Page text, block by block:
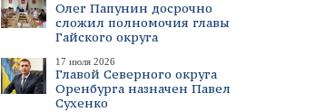
Олег Папунин досрочно
сложил полномочия главы
Гайского округа
17 июля 2026
Главой Северного округа
Оренбурга назначен Павел
Сухенко